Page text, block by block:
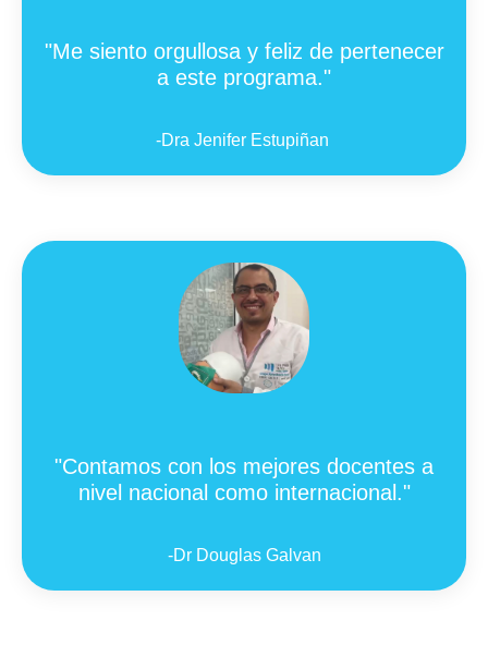
"Me siento orgullosa y feliz de pertenecer
a este programa."
-Dra Jenifer Estupiñan
"Contamos con los mejores docentes a
nivel nacional como internacional."
-Dr Douglas Galvan